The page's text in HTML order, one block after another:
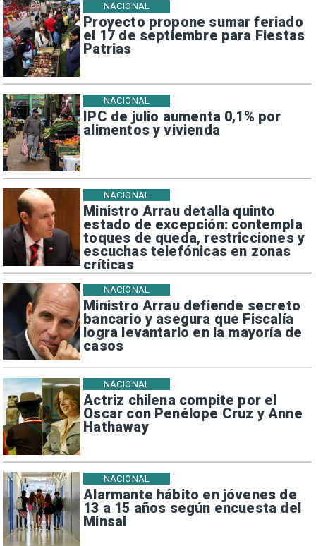
Proyecto propone sumar feriado
el 17 de septiembre para Fiestas
Patrias
NACIONAL
IPC de julio aumenta 0,1% por
alimentos y vivienda
NACIONAL
Ministro Arrau detalla quinto
estado de excepción: contempla
toques de queda, restricciones y
escuchas telefónicas en zonas
críticas
NACIONAL
Ministro Arrau defiende secreto
bancario y asegura que Fiscalía
logra levantarlo en la mayoría de
casos
NACIONAL
Actriz chilena compite por el
Oscar con Penélope Cruz y Anne
Hathaway
NACIONAL
Alarmante hábito en jóvenes de
13 a 15 años según encuesta del
Minsal
NACIONAL